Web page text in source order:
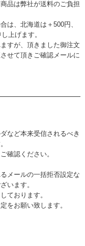
品は弊社が送料のご負担
は、北海道は＋500円、
上げます。
すが、頂きました御注文
せて頂きご確認メールに
など本来受信されるべき
確認ください。
メールの一括拒否設定な
います。
ております。
をお願い致します。